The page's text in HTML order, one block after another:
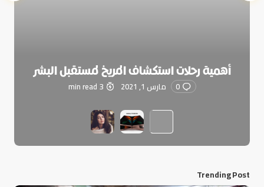
أهمية رحلات استكشاف المريخ لمستقبل البشر
0 مارس 1, 2021 3 min read
Trending Post